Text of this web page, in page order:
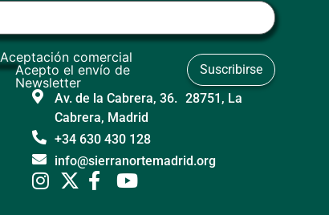
Aceptación comercial
Acepto el envío de
Newsletter
Av. de la Cabrera, 36. 28751, La
Cabrera, Madrid
+34 630 430 128
info@sierranortemadrid.org